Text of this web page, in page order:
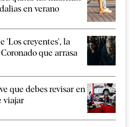
en verano
'Los creyentes', la
que arrasa
que debes revisar en
viajar